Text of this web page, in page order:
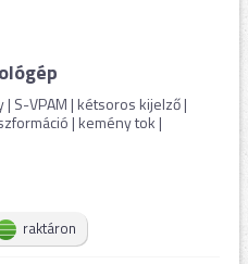
S-VPAM | kétsoros kijelző |
| kemény tok |
raktáron